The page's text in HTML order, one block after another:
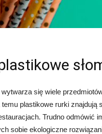
wytwarza się wiele
plastikowe rurki znajdują
Trudno odmówić
sobie ekologiczne